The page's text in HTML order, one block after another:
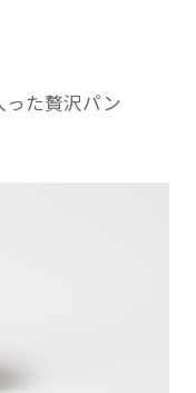
った贅沢パン